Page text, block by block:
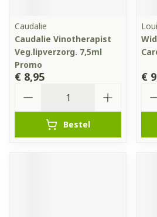
Caudalie
Caudalie Vinotherapist
Veg.lipverzorg. 7,5ml
Promo
€ 8,95
Bestel
€